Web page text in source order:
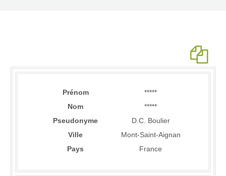
Prénom
*****
Nom
*****
Pseudonyme
D.C. Boulier
Ville
Mont-Saint-Aignan
Pays
France